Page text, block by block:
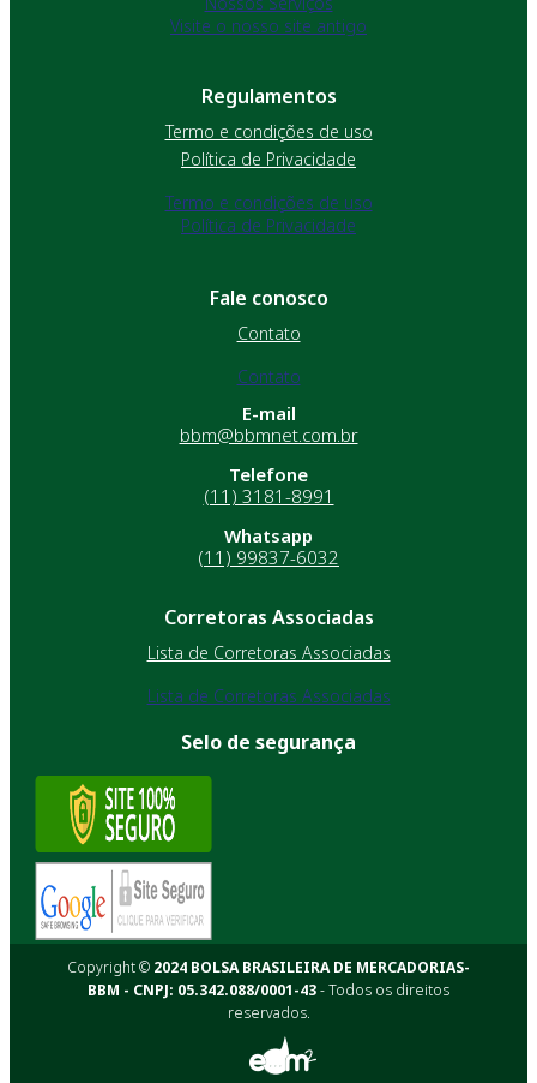
Visite o nosso site antigo
Regulamentos
Termo e condições de uso
Política de Privacidade
Termo e condições de uso
Política de Privacidade
Fale conosco
Contato
Contato
E-mail
bbm@bbmnet.com.br
Telefone
(11) 3181-8991
Whatsapp
(11) 99837-6032
Corretoras Associadas
Lista de Corretoras Associadas
Lista de Corretoras Associadas
Selo de segurança
Copyright © 2024 BOLSA BRASILEIRA DE MERCADORIAS-
BBM - CNPJ: 05.342.088/0001-43- Todos os direitos
reservados.